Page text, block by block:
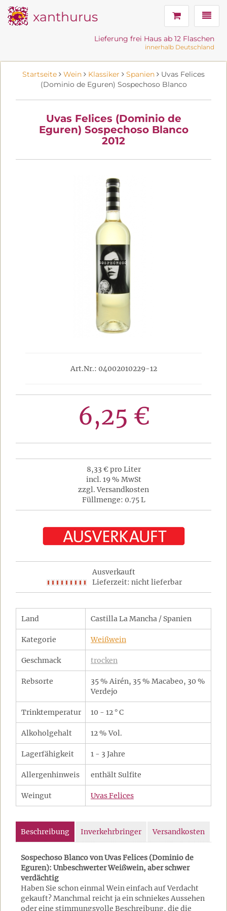
xanthurus
Lieferung frei Haus ab 12 Flaschen
innerhalb Deutschland
Startseite Wein Klassiker Spanien
Uvas Felices
(Dominio de Eguren) Sospechoso Blanco
Uvas Felices (Dominio de
Eguren) Sospechoso Blanco
2012
Art.Nr.: 04002010229-12
6,25 €
8,33 € pro Liter
incl. 19 % MwSt
zzgl. Versandkosten
Füllmenge: 0.75 L
Ausverkauft
Lieferzeit: nicht lieferbar
Land Castilla La Mancha / Spanien
Kategorie Weißwein
Geschmack trocken
Rebsorte
35 % Airén, 35 % Macabeo, 30 %
Verdejo
Trinktemperatur 10 - 12 ° C
Alkoholgehalt 12 % Vol.
Lagerfähigkeit 1 - 3 Jahre
Allergenhinweis enthält Sulfite
Weingut Uvas Felices
Beschreibung Inverkehrbringer Versandkosten
Sospechoso Blanco von Uvas Felices (Dominio de
Eguren): Unbeschwerter Weißwein, aber schwer
verdächtig
Haben Sie schon einmal Wein einfach auf Verdacht
gekauft? Manchmal reicht ja ein schniekes Aussehen
oder eine stimmungsvolle Beschreibung, die die